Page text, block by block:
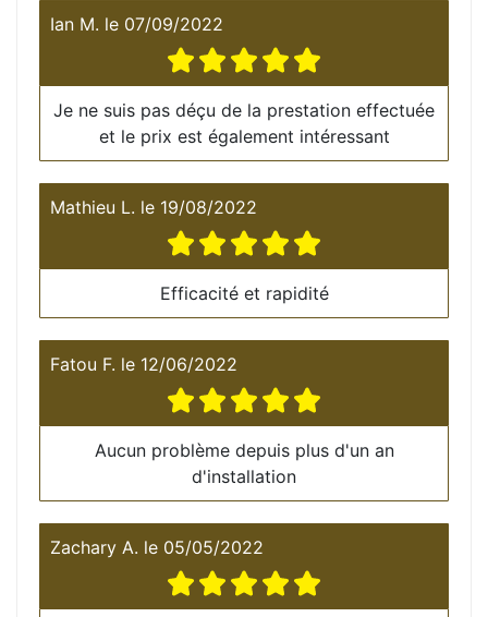
Ian M. le 07/09/2022
Je ne suis pas déçu de la prestation effectuée
et le prix est également intéressant
Mathieu L. le 19/08/2022
Efficacité et rapidité
Fatou F. le 12/06/2022
Aucun problème depuis plus d'un an
d'installation
Zachary A. le 05/05/2022